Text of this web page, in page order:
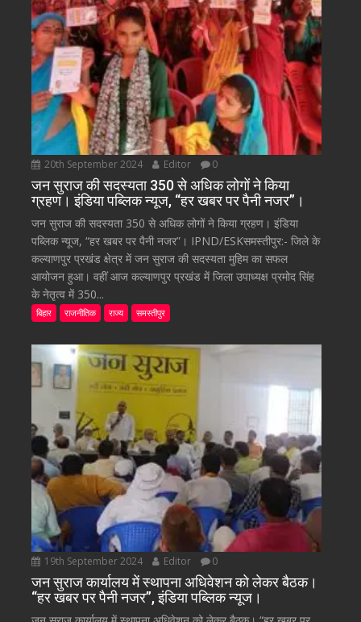
20th September 2024 Editor 0
जन सुराज की सदस्यता 350 से अधिक लोगों ने किया
ग्रहण। इंडिया पब्लिक न्यूज, “हर खबर पर पैनी नजर”।
जन सुराज की सदस्यता 350 से अधिक लोगों ने किया ग्रहण। इंडिया
पब्लिक न्यूज, “हर खबर पर पैनी नजर”। IPND/ESKसमस्तीपुर:- जिले के
कल्याणपुर प्रखंड क्षेत्र में जन सुराज की सदस्यता मुहिम का सफल
आयोजन हुआ। वहीं आज कल्याणपुर प्रखंड में जिला उपाध्यक्ष प्रमोद सिंह
के नेतृत्व में 350...
बिहार राजनीतिक राज्य समस्तीपुर
19th September 2024 Editor 0
जन सुराज कार्यालय में स्थापना अधिवेशन को लेकर बैठक।
“हर खबर पर पैनी नजर”, इंडिया पब्लिक न्यूज।